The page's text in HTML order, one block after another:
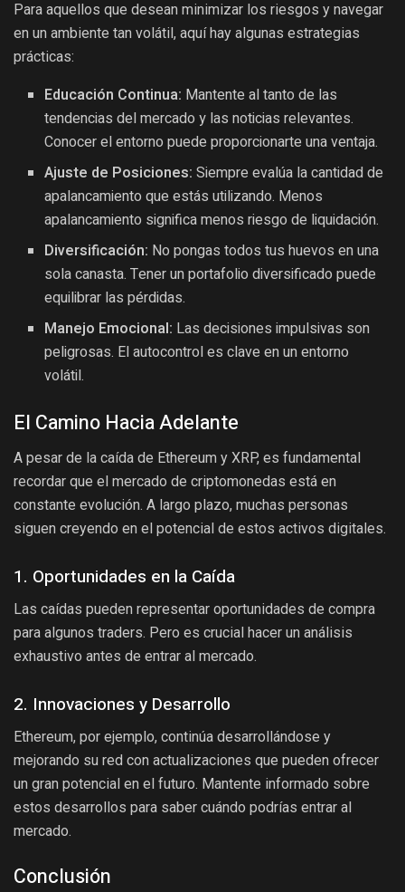
Para aquellos que desean minimizar los riesgos y navegar
en un ambiente tan volátil, aquí hay algunas estrategias
prácticas:
Educación Continua: Mantente al tanto de las
tendencias del mercado y las noticias relevantes.
Conocer el entorno puede proporcionarte una ventaja.
Ajuste de Posiciones: Siempre evalúa la cantidad de
apalancamiento que estás utilizando. Menos
apalancamiento significa menos riesgo de liquidación.
Diversificación: No pongas todos tus huevos en una
sola canasta. Tener un portafolio diversificado puede
equilibrar las pérdidas.
Manejo Emocional: Las decisiones impulsivas son
peligrosas. El autocontrol es clave en un entorno
volátil.
El Camino Hacia Adelante
A pesar de la caída de Ethereum y XRP, es fundamental
recordar que el mercado de criptomonedas está en
constante evolución. A largo plazo, muchas personas
siguen creyendo en el potencial de estos activos digitales.
1. Oportunidades en la Caída
Las caídas pueden representar oportunidades de compra
para algunos traders. Pero es crucial hacer un análisis
exhaustivo antes de entrar al mercado.
2. Innovaciones y Desarrollo
Ethereum, por ejemplo, continúa desarrollándose y
mejorando su red con actualizaciones que pueden ofrecer
un gran potencial en el futuro. Mantente informado sobre
estos desarrollos para saber cuándo podrías entrar al
mercado.
Conclusión